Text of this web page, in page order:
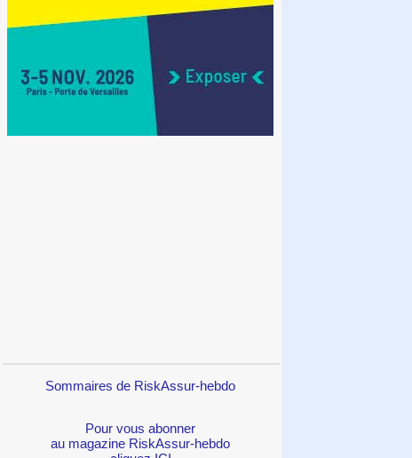
Sommaires de RiskAssur-hebdo
Pour vous abonner
au magazine RiskAssur-hebdo